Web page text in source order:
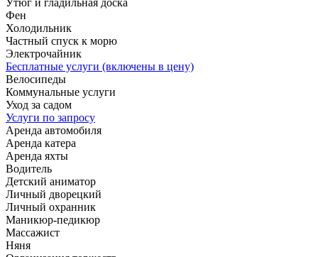
Фен
Холодильник
Частный спуск к морю
Электрочайник
Бесплатные услуги (включены в цену)
Велосипеды
Коммунальные услуги
Уход за садом
Услуги по запросу
Аренда автомобиля
Аренда катера
Аренда яхты
Водитель
Детский аниматор
Личный дворецкий
Личный охранник
Маникюр-педикюр
Массажист
Няня